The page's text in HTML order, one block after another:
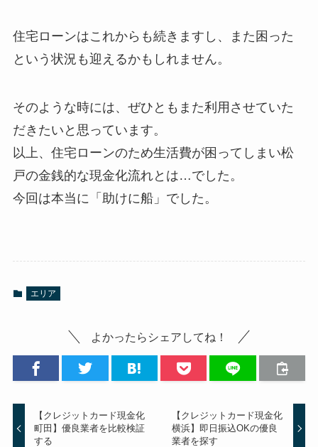
住宅ローンはこれからも続きますし、また困った
という状況も迎えるかもしれません。
そのような時には、ぜひともまた利用させていた
だきたいと思っています。
以上、住宅ローンのため生活費が困ってしまい松
戸の金銭的な現金化流れとは…でした。
今回は本当に「助けに船」でした。
エリア
よかったらシェアしてね！
【クレジットカード現金化
町田】優良業者を比較検証
する
【クレジットカード現金化
横浜】即日振込OKの優良
業者を探す